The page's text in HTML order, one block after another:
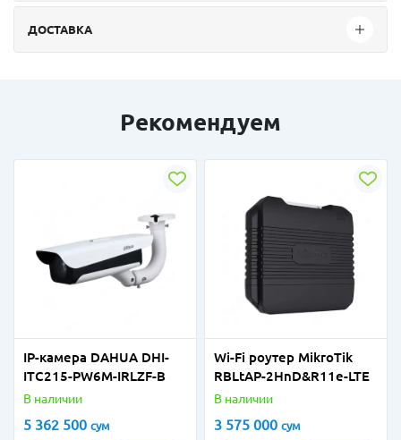
ДОСТАВКА
Рекомендуем
IP-камера DAHUA DHI-
ITC215-PW6M-IRLZF-B
В наличии
5 362 500 сум
Wi-Fi роутер MikroTik
RBLtAP-2HnD&R11e-LTE
В наличии
3 575 000 сум